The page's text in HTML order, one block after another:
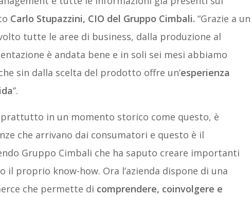
Carlo Stupazzini, CIO del Gruppo Cimbali. “Grazie a un
tutte le aree di business, dalla produzione al
è andata bene e in soli sei mesi abbiamo
sin dalla scelta del prodotto offre un’esperienza
”.
in un momento storico come questo, è
che arrivano dai consumatori e questo è il
Gruppo Cimbali che ha saputo creare importanti
il proprio know-how. Ora l’azienda dispone di una
che permette di comprendere, coinvolgere e